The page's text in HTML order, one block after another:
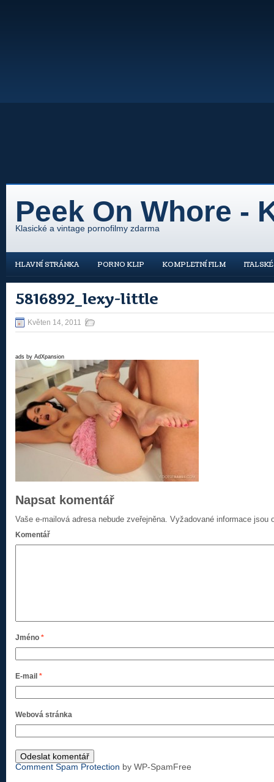
Peek On Whore -
Klasické a vintage pornofilmy zdarma
HLAVNÍ STRÁNKA PORNO KLIP KOMPLETNÍ FILM
5816892_lexy-little
Květen 14, 2011
ads by AdXpansion
Napsat komentář
Vaše e-mailová adresa nebude zveřejněna. Vyžadované informace jsou
Komentář
Jméno *
E-mail *
Webová stránka
Comment Spam Protection by WP-SpamFree